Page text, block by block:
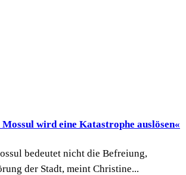
wird eine Katastrophe auslösen«
bedeutet nicht die Befreiung,
der Stadt, meint Christine...